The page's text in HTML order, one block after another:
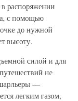
распоряжении
с помощью
до нужной
высоту.
силой и для
не
—
легким газом,